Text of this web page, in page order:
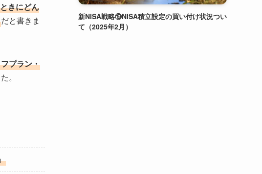
きにどん
だと書きま
プラン・
。
新NISA戦略⑲NISA積立設定の買い付け状況つい
て（2025年2月）